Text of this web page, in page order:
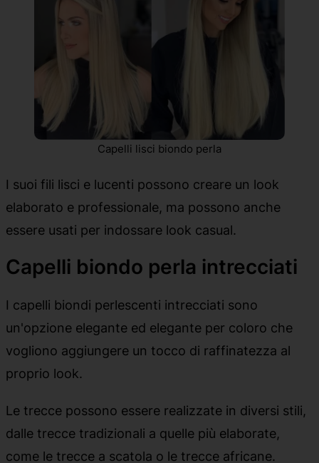
Capelli lisci biondo perla
I suoi fili lisci e lucenti possono creare un look
elaborato e professionale, ma possono anche
essere usati per indossare look casual.
Capelli biondo perla intrecciati
I capelli biondi perlescenti intrecciati sono
un'opzione elegante ed elegante per coloro che
vogliono aggiungere un tocco di raffinatezza al
proprio look.
Le trecce possono essere realizzate in diversi stili,
dalle trecce tradizionali a quelle più elaborate,
come le trecce a scatola o le trecce africane.